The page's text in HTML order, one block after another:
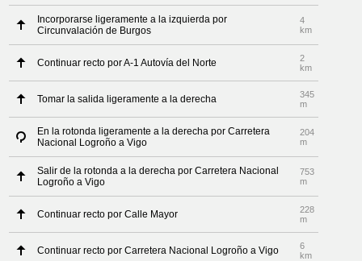
Incorporarse ligeramente a la izquierda por
Circunvalación de Burgos
4
km
Continuar recto por A-1 Autovía del Norte
2
km
Tomar la salida ligeramente a la derecha
345
m
En la rotonda ligeramente a la derecha por Carretera
Nacional Logroño a Vigo
204
m
Salir de la rotonda a la derecha por Carretera Nacional
Logroño a Vigo
753
m
Continuar recto por Calle Mayor
228
m
Continuar recto por Carretera Nacional Logroño a Vigo
6
km